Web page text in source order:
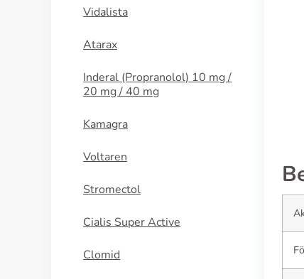
Vidalista
Atarax
Inderal (Propranolol) 10 mg /
20 mg / 40 mg
Kamagra
Voltaren
Stromectol
Cialis Super Active
Clomid